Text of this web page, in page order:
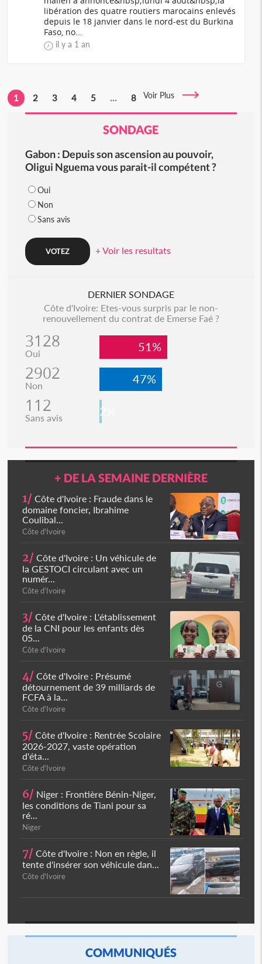
libération des quatre routiers marocains enlevés
depuis le 18 janvier dans le nord-est du Burkina
Faso, no...
il y a 1 an
1 2 3 4 5 ... 8 Voir Plus
SONDAGE
Gabon : Depuis son ascension au pouvoir,
Oligui Nguema vous parait-il compétent ?
Oui
Non
Sans avis
+ Voir les resultats
DERNIER SONDAGE
Côte d'Ivoire: Etes-vous surpris par le non-
renouvellement du contrat de Emerse Faé ?
3128
Oui 51%
2902
Non 47%
112
Sans avis 2%
+ DE LA SEMAINE DERNIÈRE
1/ Côte d'Ivoire : Fraude dans le
domaine foncier, Ibrahime
Coulibal...
Côte d'Ivoire
2/ Côte d'Ivoire : Un véhicule de
la GESTOCI circulant avec un
numér...
Côte d'Ivoire
3/ Côte d'Ivoire : L'établissement
de la CNI pour les enfants dès
05...
Côte d'Ivoire
4/ Côte d'Ivoire : Présumé
détournement de 39 milliards de
FCFA à la...
Côte d'Ivoire
5/ Côte d'Ivoire : Rentrée Scolaire
2026-2027, vaste opération
d'éta...
Côte d'Ivoire
6/ Niger : Frontière Bénin-Niger,
les conditions de Tiani pour sa
ré...
Niger
7/ Côte d'Ivoire : Non en règle, il
tente d'insérer son véhicule dan...
Côte d'Ivoire
COMMUNIQUÉS